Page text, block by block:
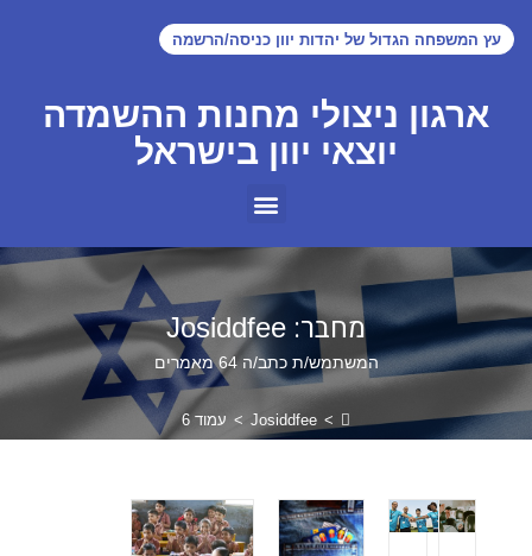
עץ המשפחה הגדול של יהדות יוון כניסה/הרשמה
ארגון ניצולי מחנות ההשמדה
יוצאי יוון בישראל
מחבר: Josiddfee
המשתמש/ת כתב/ה 64 מאמרים
>
Josiddfee
> עמוד 6